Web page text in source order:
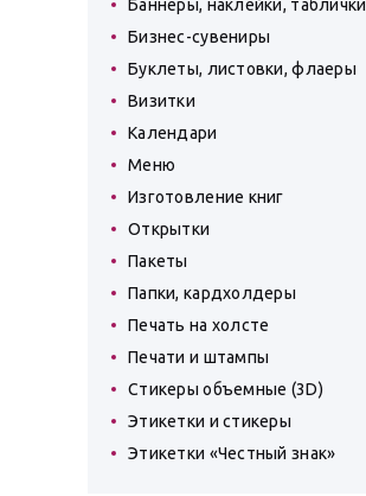
Баннеры, наклейки, таблички
Бизнес-сувениры
Буклеты, листовки, флаеры
Визитки
Календари
Меню
Изготовление книг
Открытки
Пакеты
Папки, кардхолдеры
Печать на холсте
Печати и штампы
Стикеры объемные (3D)
Этикетки и стикеры
Этикетки «Честный знак»